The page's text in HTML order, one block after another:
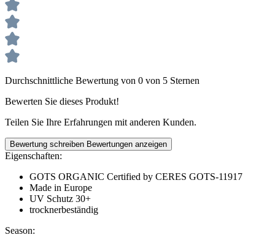
Durchschnittliche Bewertung von 0 von 5 Sternen
Bewerten Sie dieses Produkt!
Teilen Sie Ihre Erfahrungen mit anderen Kunden.
Bewertung schreiben Bewertungen anzeigen
Eigenschaften:
GOTS ORGANIC Certified by CERES GOTS-11917
Made in Europe
UV Schutz 30+
trocknerbeständig
Season: